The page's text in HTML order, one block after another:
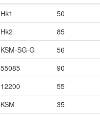
Hk1
50
Hk2
85
KSM-SG-G
56
55085
90
12200
55
KSM
35